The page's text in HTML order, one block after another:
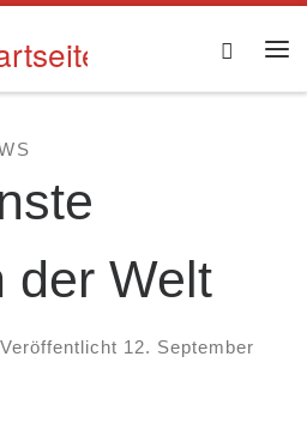
Search
der Welt
Veröffentlicht 12. September